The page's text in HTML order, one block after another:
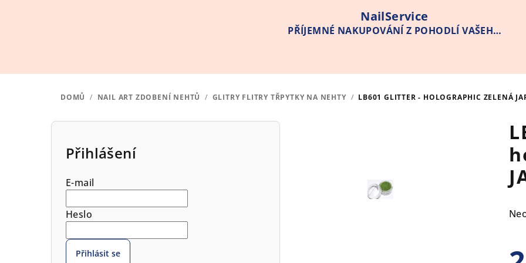
NailService
PŘÍJEMNÉ NAKUPOVÁNÍ Z POHODLÍ VAŠEHO
DOMŮ / NAIL ART ZDOBENÍ NEHTŮ / GLITRY FLITRY TŘPYTKY NA NEHTY / LB601 GLITTER - HOLOGRAPHIC ZELENÁ
P
Přihlášení
E-mail
Heslo
Přihlásit se
je